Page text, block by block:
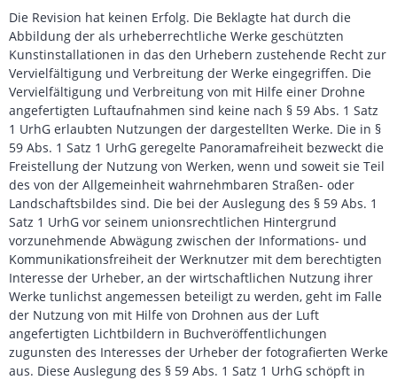
Die Revision hat keinen Erfolg. Die Beklagte hat durch die
Abbildung der als urheberrechtliche Werke geschützten
Kunstinstallationen in das den Urhebern zustehende Recht zur
Vervielfältigung und Verbreitung der Werke eingegriffen. Die
Vervielfältigung und Verbreitung von mit Hilfe einer Drohne
angefertigten Luftaufnahmen sind keine nach § 59 Abs. 1 Satz
1 UrhG erlaubten Nutzungen der dargestellten Werke. Die in §
59 Abs. 1 Satz 1 UrhG geregelte Panoramafreiheit bezweckt die
Freistellung der Nutzung von Werken, wenn und soweit sie Teil
des von der Allgemeinheit wahrnehmbaren Straßen- oder
Landschaftsbildes sind. Die bei der Auslegung des § 59 Abs. 1
Satz 1 UrhG vor seinem unionsrechtlichen Hintergrund
vorzunehmende Abwägung zwischen der Informations- und
Kommunikationsfreiheit der Werknutzer mit dem berechtigten
Interesse der Urheber, an der wirtschaftlichen Nutzung ihrer
Werke tunlichst angemessen beteiligt zu werden, geht im Falle
der Nutzung von mit Hilfe von Drohnen aus der Luft
angefertigten Lichtbildern in Buchveröffentlichungen
zugunsten des Interesses der Urheber der fotografierten Werke
aus. Diese Auslegung des § 59 Abs. 1 Satz 1 UrhG schöpft in